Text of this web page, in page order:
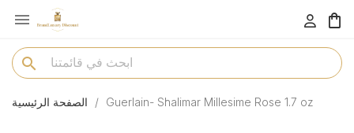
menu 
search
الصفحة الرئيسية Guerlain- Shalimar Millesime Rose 1.7 oz